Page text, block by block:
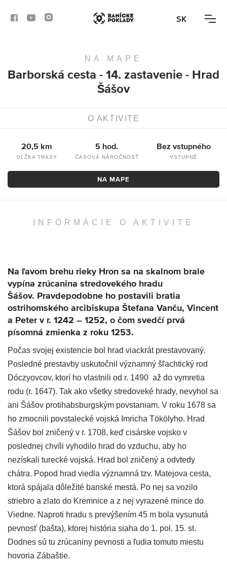
SK
TRASY
ČLÁNKY
KREMNICA
NA MAPE
Barborská cesta - 14. zastavenie - Hrad
Šášov
O AKTIVITE
20,5 km
DĹŽKA TRASY
5 hod.
ČASOVÁ NÁROČNOSŤ
Bez vstupného
VSTUPNÉ
NA MAPE
INFORMÁCIE O AKTIVITE
Na ľavom brehu rieky Hron sa na skalnom brale
vypína zrúcanina stredovekého hradu
Šášov. Pravdepodobne ho postavili bratia
ostrihomského arcibiskupa Štefana Vanču, Vincent
a Peter v r. 1242 – 1252, o čom svedčí prvá
písomná zmienka z roku 1253.
Počas svojej existencie bol hrad viackrát prestavovaný.
Posledné prestavby uskutočnil významný šľachtický rod
Dóczyovcov, ktorí ho vlastnili od r. 1490 až do vymretia
rodu (r. 1647). Tak ako všetky stredoveké hrady, nevyhol sa
ani Šášov protihabsburgským povstaniam. V roku 1678 sa
ho zmocnili povstalecké vojská Imricha Tökölyho. Hrad
Šášov bol zničený v r. 1708, keď cisárske vojsko v
poslednej chvíli vyhodilo hrad do vzduchu, aby ho
nezískali turecké vojská. Hrad bol zničený a odvtedy
chátra. Popod hrad viedla významná tzv. Matejova cesta,
ktorá spájala dôležité banské mestá. Po nej sa vozilo
striebro a zlato do Kremnice a z nej vyrazené mince do
Viedne. Naproti hradu s prevýšením 45 m bola vysunutá
pevnosť (bašta), ktorej história siaha do 1. pol. 15. st.
Dodnes sú tu zrúcaniny pevnosti a ľudia tomuto miestu
hovoria Zábaštie.